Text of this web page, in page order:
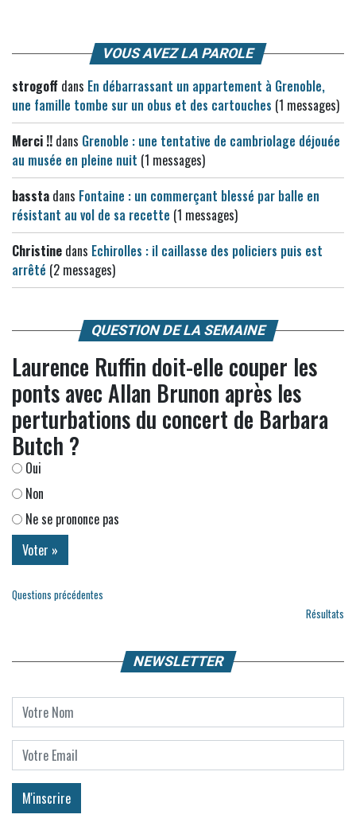
VOUS AVEZ LA PAROLE
strogoff dans En débarrassant un appartement à Grenoble,
une famille tombe sur un obus et des cartouches (1 messages)
Merci !! dans Grenoble : une tentative de cambriolage déjouée
au musée en pleine nuit (1 messages)
bassta dans Fontaine : un commerçant blessé par balle en
résistant au vol de sa recette (1 messages)
Christine dans Echirolles : il caillasse des policiers puis est
arrêté (2 messages)
QUESTION DE LA SEMAINE
Laurence Ruffin doit-elle couper les
ponts avec Allan Brunon après les
perturbations du concert de Barbara
Butch ?
Oui
Non
Ne se prononce pas
Questions précédentes
Résultats
NEWSLETTER